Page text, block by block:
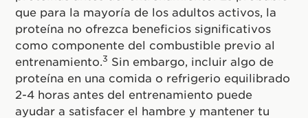
que para la mayoría de los adultos activos, la
proteína no ofrezca beneficios significativos
como componente del combustible previo al
entrenamiento. 3 Sin embargo, incluir algo de
proteína en una comida o refrigerio equilibrado
2-4 horas antes del entrenamiento puede
ayudar a satisfacer el hambre y mantener tu